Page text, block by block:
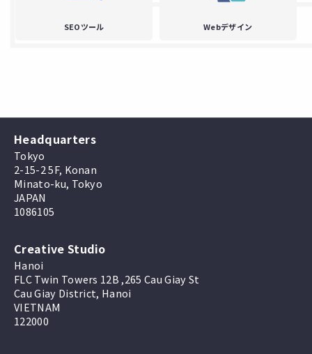
SEOツール Webデザイン
Headquarters
Tokyo
2-15-2 5F, Konan
Minato-ku, Tokyo
JAPAN
1086105
Creative Studio
Hanoi
FLC Twin Towers 12B ,265 Cau Giay St
Cau Giay District, Hanoi
VIETNAM
122000